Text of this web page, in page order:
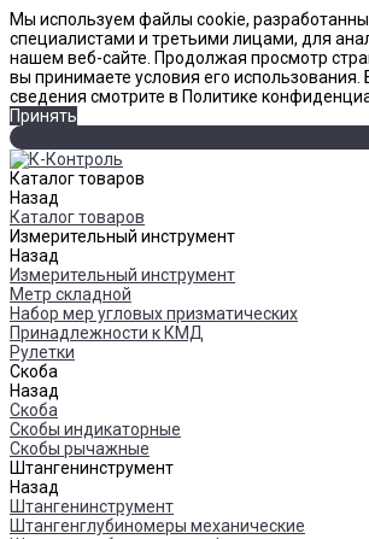
Мы используем файлы cookie,
специалистами и третьими лицами, для
нашем веб-сайте. Продолжая просмотр
вы принимаете условия его
сведения смотрите в Политике
Принять
Каталог товаров
Назад
Каталог товаров
Измерительный инструмент
Назад
Измерительный инструмент
Метр складной
Набор мер угловых призматических
Принадлежности к КМД
Рулетки
Скоба
Назад
Скоба
Скобы индикаторные
Скобы рычажные
Штангенинструмент
Назад
Штангенинструмент
Штангенглубиномеры механические